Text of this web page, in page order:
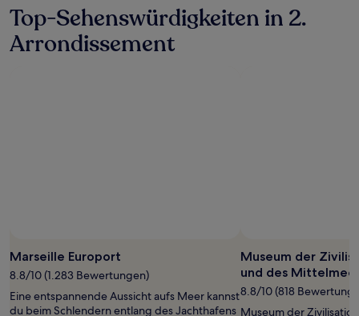
Top-Sehenswürdigkeiten in 2.
Arrondissement
Marseille Europort
8.8/10 (1.283 Bewertungen)
Eine entspannende Aussicht aufs Meer kannst
du beim Schlendern entlang des Jachthafens
Museum der
und des
8.8/10 (818
Museum der